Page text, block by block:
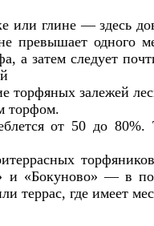
или глине — здесь
одного
а затем следует
торфом.
от 50 до
и «Бокуново» — в
террас, где имеет